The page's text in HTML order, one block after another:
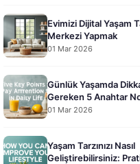
Evimizi Dijital Yaşam
Merkezi Yapmak
01 Mar 2026
Günlük Yaşamda
Gereken 5 Anahtar
01 Mar 2026
Yaşam Tarzınızı Nasıl
Geliştirebilirsiniz: